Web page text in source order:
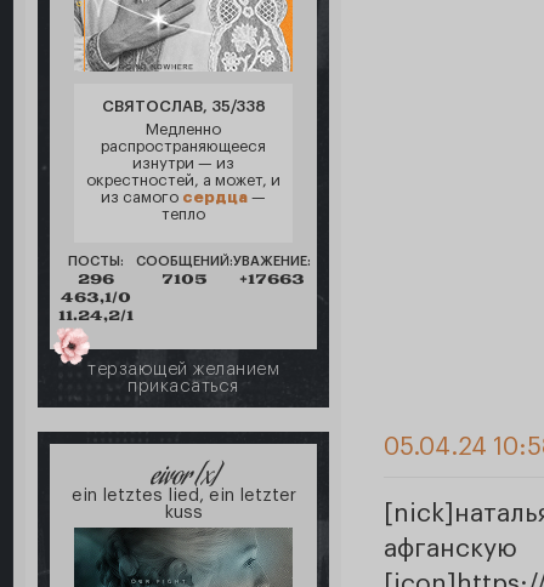
СВЯТОСЛАВ, 35/338
Медленно
распространяющееся
изнутри — из
окрестностей, а может, и
из самого сердца —
тепло
ПОСТЫ:
296
463,1/0
11.24,2/1
СООБЩЕНИЙ:
7105
УВАЖЕНИЕ:
+17663
терзающей желанием
прикасаться
eivor [x]
ein letztes lied, ein letzter
kuss
05.04.24